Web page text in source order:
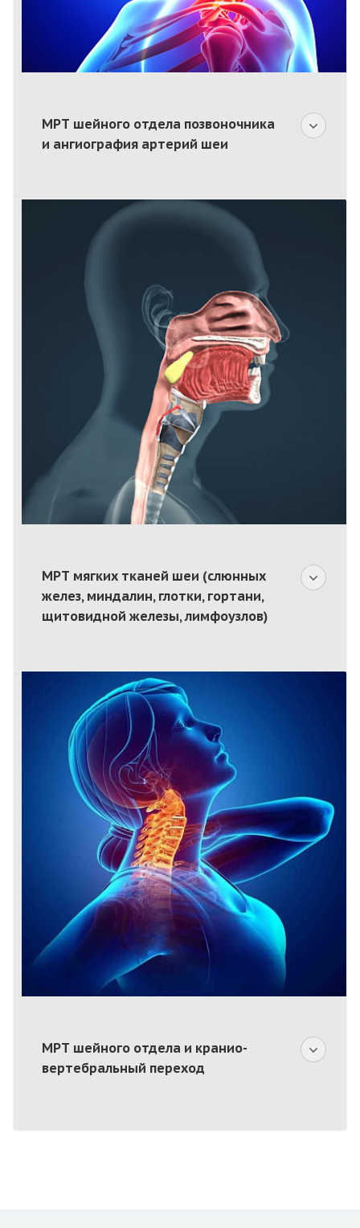
МРТ шейного отдела позвоночника
и ангиография артерий шеи
МРТ мягких тканей шеи (слюнных
желез, миндалин, глотки, гортани,
щитовидной железы, лимфоузлов)
МРТ шейного отдела и кранио-
вертебральный переход